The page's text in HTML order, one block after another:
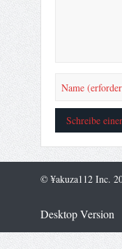
© ¥akuza112 Inc.
Desktop Version